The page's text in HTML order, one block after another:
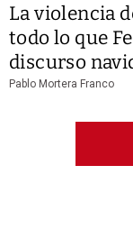
La violencia
todo lo que
discurso
Pablo Mortera Franco